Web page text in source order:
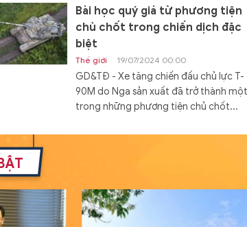
Bài học quý giá từ phương tiện
chủ chốt trong chiến dịch đặc
biệt
Thế giới 19/07/2024 00:00
GD&TĐ - Xe tăng chiến đấu chủ lực T-
90M do Nga sản xuất đã trở thành một
trong những phương tiện chủ chốt...
Đóng hàng loạt tàu đổ bộ Dự
án 11711 mang lại khả năng tác chiến
hơn cho Hải quân Nga.